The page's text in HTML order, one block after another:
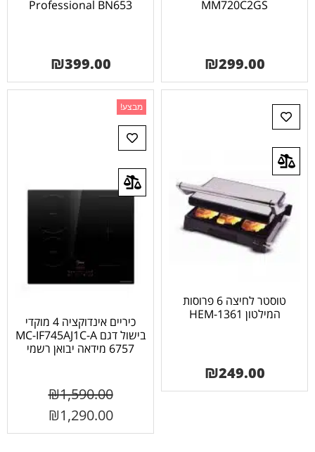
MM720C2GS
₪299.00
Professional BN653
₪399.00
טוסטר לחיצה 6 פרוסות
המילטון HEM-1361
₪249.00
מבצע!
כיריים אינדוקציה 4 מוקדי
בישול דגם MC-IF745AJ1C-A
6757 מידאה יבואן רשמי
₪1,590.00
₪1,290.00